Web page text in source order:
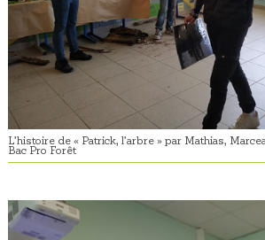
L’histoire de « Patrick, l’arbre » par Mathias,
Bac Pro Forêt